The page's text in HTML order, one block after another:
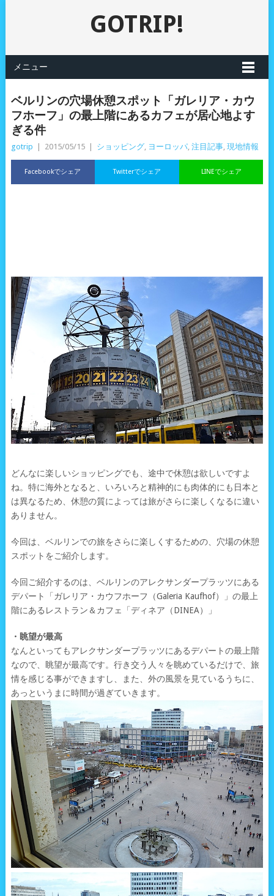
GOTRIP!
メニュー
ベルリンの穴場休憩スポット「ガレリア・カウ
フホーフ」の最上階にあるカフェが居心地よす
ぎる件
gotrip 2015/05/15 ショッピング, ヨーロッパ, 注目記事, 現地情報
Facebookでシェア LINEでシェア
Twitterでシェア
どんなに楽しいショッピングでも、途中で休憩は欲しいですよ
ね。特に海外となると、いろいろと精神的にも肉体的にも日本と
は異なるため、休憩の質によっては旅がさらに楽しくなるに違い
ありません。
今回は、ベルリンでの旅をさらに楽しくするための、穴場の休憩
スポットをご紹介します。
今回ご紹介するのは、ベルリンのアレクサンダープラッツにある
デパート「ガレリア・カウフホーフ（Galeria Kaufhof）」の最上
階にあるレストラン＆カフェ「ディネア（DINEA）」
・眺望が最高
なんといってもアレクサンダープラッツにあるデパートの最上階
なので、眺望が最高です。行き交う人々を眺めているだけで、旅
情を感じる事ができますし、また、外の風景を見ているうちに、
あっというまに時間が過ぎていきます。